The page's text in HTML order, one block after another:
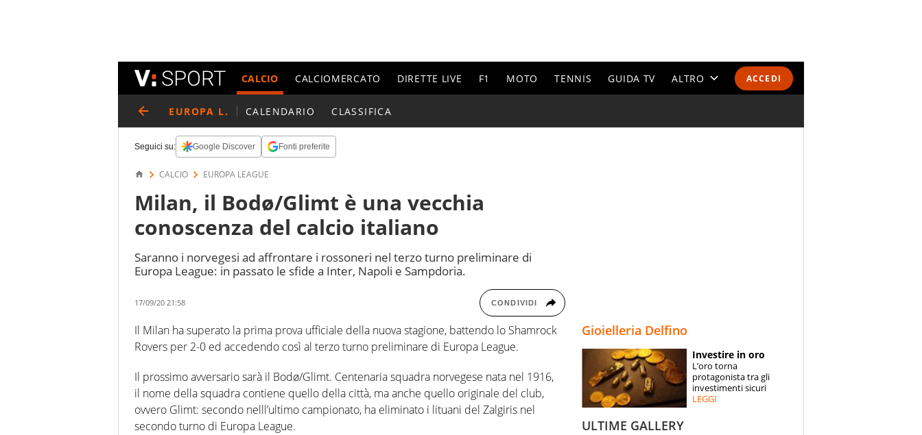
ACCEDI
CALCIO CALCIOMERCATO DIRETTE LIVE F1 MOTO TENNIS GUIDA TV ALTRO
ESPERTI
CONTATTI
EUROPA L. CALENDARIO CLASSIFICA
Seguici su: Google Discover Fonti preferite
CALCIO EUROPA LEAGUE
Milan, il Bodø/Glimt è una vecchia
conoscenza del calcio italiano
Saranno i norvegesi ad affrontare i rossoneri nel terzo turno preliminare di
Europa League: in passato le sfide a Inter, Napoli e Sampdoria.
17/09/20 21:58 CONDIVIDI
Il Milan ha superato la prima prova ufficiale della nuova stagione, battendo lo Shamrock
Rovers per 2-0 ed accedendo così al terzo turno preliminare di Europa League.
Il prossimo avversario sarà il Bodø/Glimt. Centenaria squadra norvegese nata nel 1916,
il nome della squadra contiene quello della città, ma anche quello originale del club,
ovvero Glimt: secondo nelll’ultimo campionato, ha eliminato i lituani del Zalgiris nel
secondo turno di Europa League.
Gioielleria Delfino
Investire in oro
L’oro torna
protagonista tra gli
investimenti sicuri
LEGGI
ULTIME GALLERY